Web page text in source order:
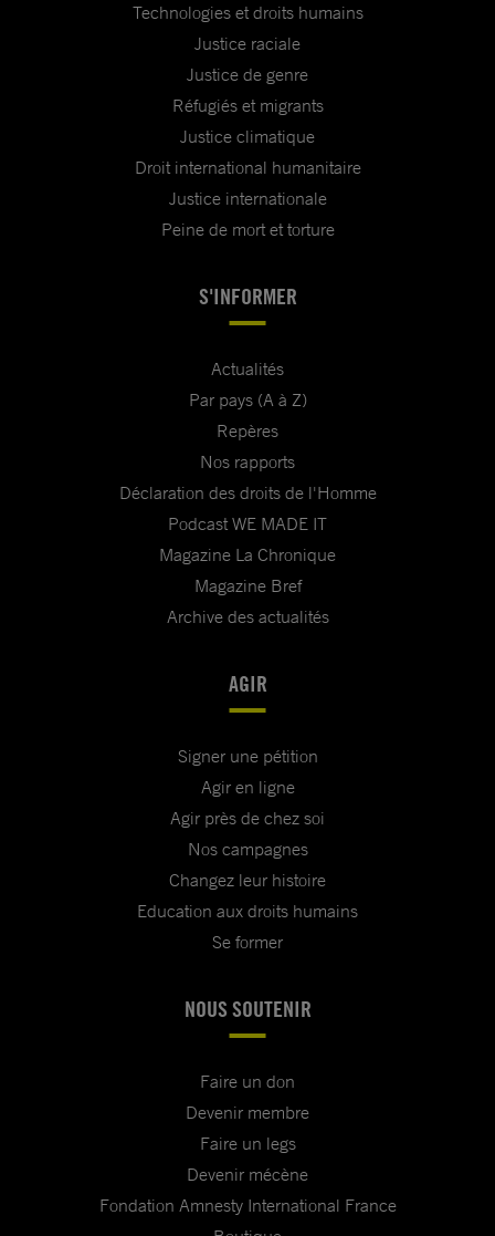
Technologies et droits humains
Justice raciale
Justice de genre
Réfugiés et migrants
Justice climatique
Droit international humanitaire
Justice internationale
Peine de mort et torture
S'INFORMER
Actualités
Par pays (A à Z)
Repères
Nos rapports
Déclaration des droits de l'Homme
Podcast WE MADE IT
Magazine La Chronique
Magazine Bref
Archive des actualités
AGIR
Signer une pétition
Agir en ligne
Agir près de chez soi
Nos campagnes
Changez leur histoire
Education aux droits humains
Se former
NOUS SOUTENIR
Faire un don
Devenir membre
Faire un legs
Devenir mécène
Fondation Amnesty International France